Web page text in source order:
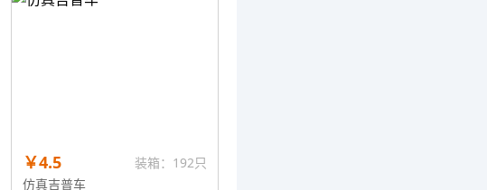
￥4.5
装箱：192只
仿真吉普车